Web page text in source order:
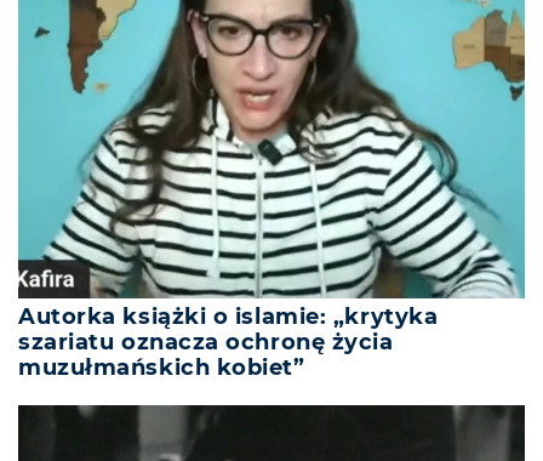
Autorka książki o islamie: „krytyka
szariatu oznacza ochronę życia
muzułmańskich kobiet”